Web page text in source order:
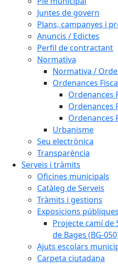
Juntes de govern
Plans, campanyes i
Anuncis / Edictes
Perfil de contractant
Normativa
Normativa /
Ordenances
Ordenances
Ordenances
Ordenances
Urbanisme
Seu electrònica
Transparència
Serveis i tràmits
Oficines municipals
Catàleg de Serveis
Tràmits i gestions
Exposicions públiques
Projecte camí de
de Bages (BG-
Ajuts escolars
Carpeta ciutadana